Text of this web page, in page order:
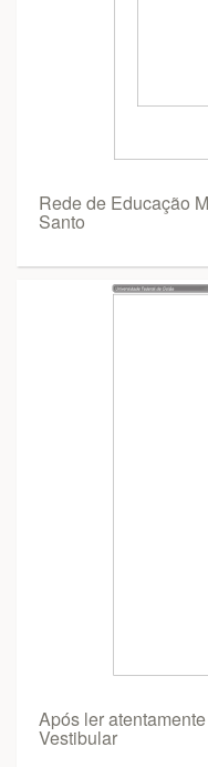
Rede de Educação
Santo
Após ler
Vestibular